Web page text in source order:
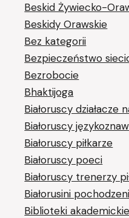
Beskid Żywiecko-
Beskidy Orawskie
Bez kategorii
Bezpieczeństwo
Bezrobocie
Bhaktijoga
Białoruscy działacze
Białoruscy
Białoruscy piłkarze
Białoruscy poeci
Białoruscy trenerzy
Białorusini
Biblioteki